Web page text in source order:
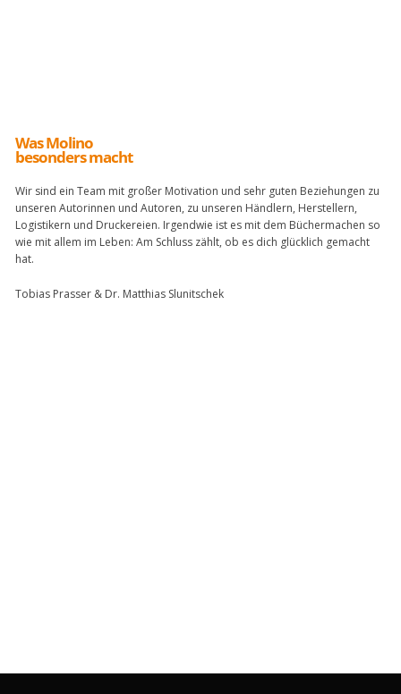
Was Molino
besonders macht
Wir sind ein Team mit großer Motivation und sehr guten Beziehungen zu
unseren Autorinnen und Autoren, zu unseren Händlern, Herstellern,
Logistikern und Druckereien. Irgendwie ist es mit dem Büchermachen so
wie mit allem im Leben: Am Schluss zählt, ob es dich glücklich gemacht
hat.
Tobias Prasser & Dr. Matthias Slunitschek